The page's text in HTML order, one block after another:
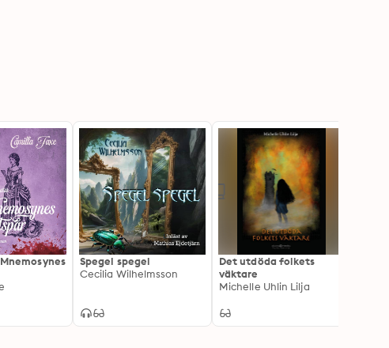
Spegel spegel
Cecilia Wilhelmsson
Det utdöda folkets
väktare
Michelle Uhlin Lilja